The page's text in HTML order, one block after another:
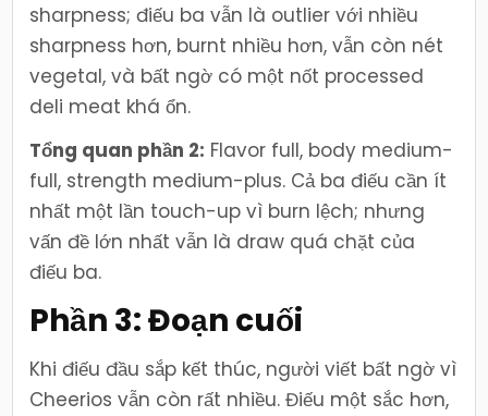
sharpness; điếu ba vẫn là outlier với nhiều
sharpness hơn, burnt nhiều hơn, vẫn còn nét
vegetal, và bất ngờ có một nốt processed
deli meat khá ổn.
Tổng quan phần 2: Flavor full, body medium-
full, strength medium-plus. Cả ba điếu cần ít
nhất một lần touch-up vì burn lệch; nhưng
vấn đề lớn nhất vẫn là draw quá chặt của
điếu ba.
Phần 3: Đoạn cuối
Khi điếu đầu sắp kết thúc, người viết bất ngờ vì
Cheerios vẫn còn rất nhiều. Điếu một sắc hơn,